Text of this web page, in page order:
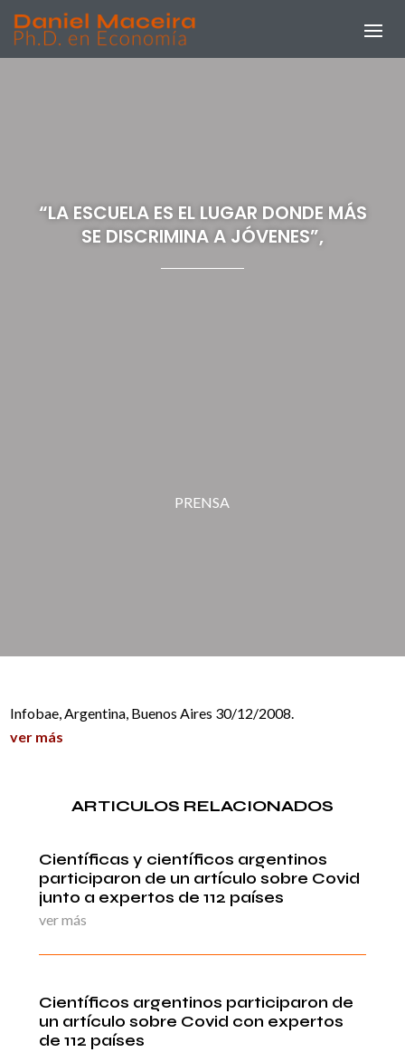
“LA ESCUELA ES EL LUGAR DONDE MÁS
SE DISCRIMINA A JÓVENES”,
PRENSA
Infobae, Argentina, Buenos Aires 30/12/2008.
ver más
ARTICULOS RELACIONADOS
Científicas y científicos argentinos
participaron de un artículo sobre Covid
junto a expertos de 112 países
ver más
Científicos argentinos participaron de
un artículo sobre Covid con expertos
de 112 países